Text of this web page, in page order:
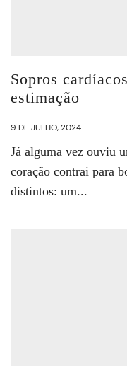
Sopros
estimação
9 DE JULHO, 2024
Já alguma vez ouviu
coração contrai para
distintos: um...